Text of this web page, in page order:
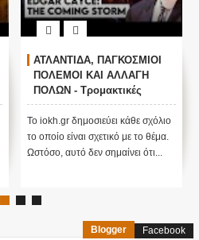
ΑΤΛΑΝΤΙΔΑ, ΠΑΓΚΟΣΜΙΟΙ
ΠΟΛΕΜΟΙ ΚΑΙ ΑΛΛΑΓΗ
ΠΟΛΩΝ - Τρομακτικές
προβλέψεις του Edgar
Cayce (Video)
Το iokh.gr δημοσιεύει κάθε σχόλιο
το οποίο είναι σχετικό με το θέμα.
Ωστόσο, αυτό δεν σημαίνει ότι...
Blogger Facebook